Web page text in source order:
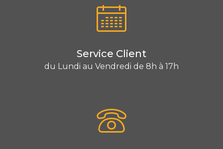
Service Client
du Lundi au Vendredi de 8h à 17h